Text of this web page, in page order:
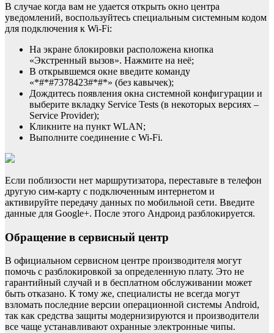
В случае когда вам не удается открыть окно центра
уведомлений, воспользуйтесь специальным системным кодом
для подключения к Wi-Fi:
На экране блокировки расположена кнопка
«Экстренный вызов». Нажмите на неё;
В открывшемся окне введите команду
«*#*#7378423#*#*» (без кавычек);
Дождитесь появления окна системной конфигурации и
выберите вкладку Service Tests (в некоторых версиях –
Service Provider);
Кликните на пункт WLAN;
Выполните соединение с Wi-Fi.
Если поблизости нет маршрутизатора, переставьте в телефон
другую сим-карту с подключенным интернетом и
активируйте передачу данных по мобильной сети. Введите
данные для Google+. После этого Андроид разблокируется.
Обращение в сервисный центр
В официальном сервисном центре производителя могут
помочь с разблокировкой за определенную плату. Это не
гарантийный случай и в бесплатном обслуживании может
быть отказано. К тому же, специалисты не всегда могут
взломать последние версии операционной системы Android,
так как средства защиты модернизируются и производители
все чаще устанавливают охранные электронные чипы.